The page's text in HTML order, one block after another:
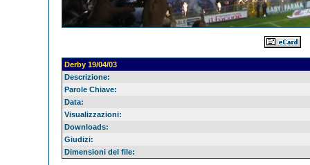
Derby 19/04/03
Descrizione:
Parole Chiave:
Data:
Visualizzazioni:
Downloads:
Giudizi:
Dimensioni del file: